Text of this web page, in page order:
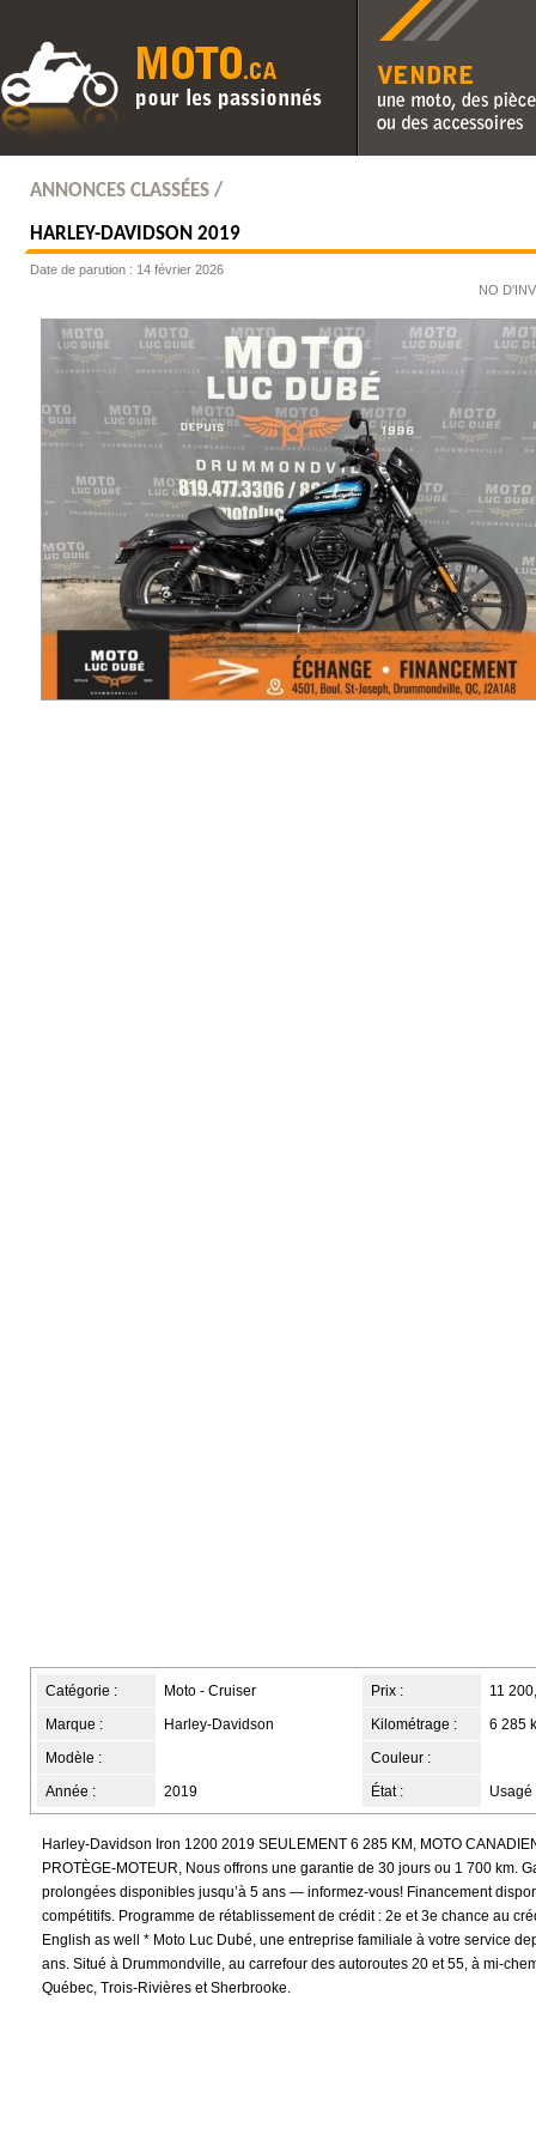
Vendre une moto, des
des accessoires
ANNONCES CLASSÉES /
HARLEY-DAVIDSON 2019
Date de parution : 14 février 2026
NO
Catégorie : Moto - Cruiser
Marque : Harley-Davidson
Modèle :
Année : 2019
Prix : 11
Kilométrage : 6 285
Couleur :
État : Usagé
Harley-Davidson Iron 1200 2019 SEULEMENT 6 285 KM, MOTO
PROTÈGE-MOTEUR, Nous offrons une garantie de 30 jours ou 1 700 km.
prolongées disponibles jusqu’à 5 ans — informez-vous! Financement
compétitifs. Programme de rétablissement de crédit : 2e et 3e chance au
English as well * Moto Luc Dubé, une entreprise familiale à votre service
ans. Situé à Drummondville, au carrefour des autoroutes 20 et 55, à mi-
Québec, Trois-Rivières et Sherbrooke.